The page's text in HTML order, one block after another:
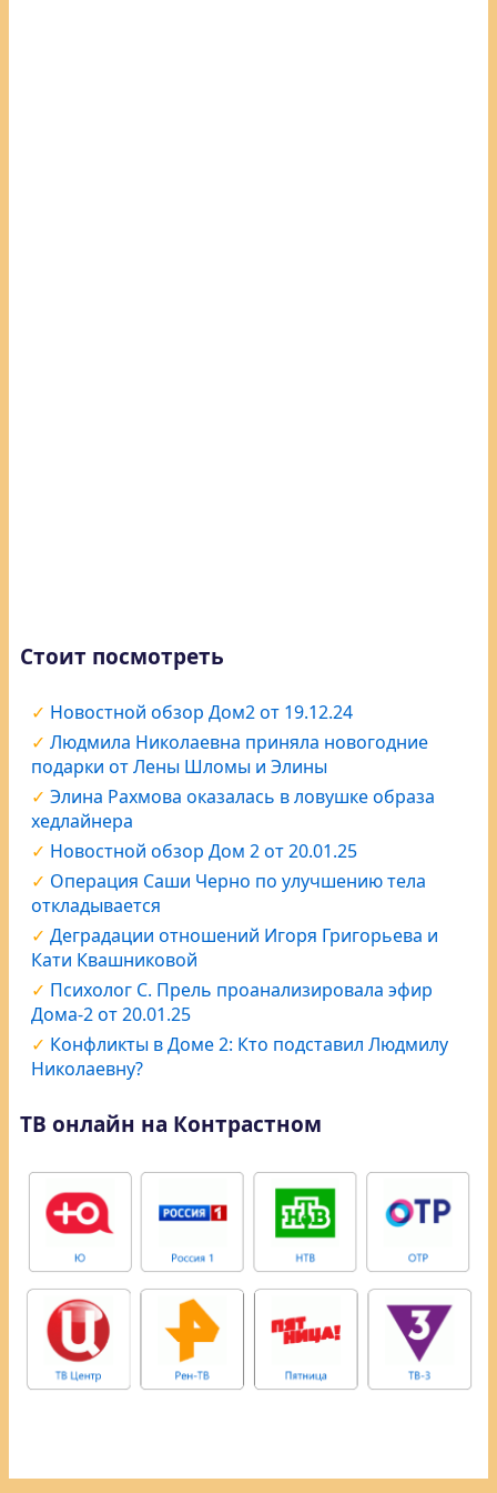
Стоит посмотреть
Новостной обзор Дом2 от 19.12.24
Людмила Николаевна приняла новогодние
подарки от Лены Шломы и Элины
Элина Рахмова оказалась в ловушке образа
хедлайнера
Новостной обзор Дом 2 от 20.01.25
Операция Саши Черно по улучшению тела
откладывается
Деградации отношений Игоря Григорьева и
Кати Квашниковой
Психолог С. Прель проанализировала эфир
Дома-2 от 20.01.25
Конфликты в Доме 2: Кто подставил Людмилу
Николаевну?
ТВ онлайн на Контрастном